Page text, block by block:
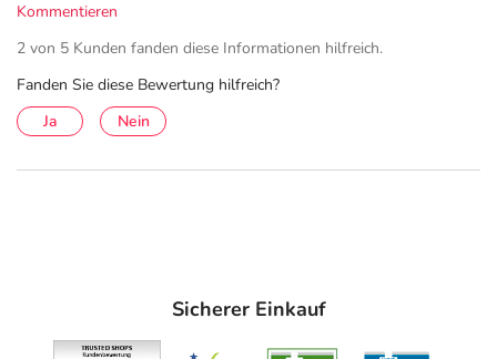
Kommentieren
2 von 5 Kunden fanden diese Informationen hilfreich.
Fanden Sie diese Bewertung hilfreich?
Ja
Nein
Sicherer Einkauf